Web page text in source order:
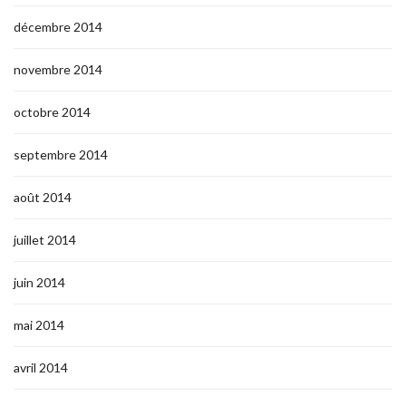
décembre 2014
novembre 2014
octobre 2014
septembre 2014
août 2014
juillet 2014
juin 2014
mai 2014
avril 2014